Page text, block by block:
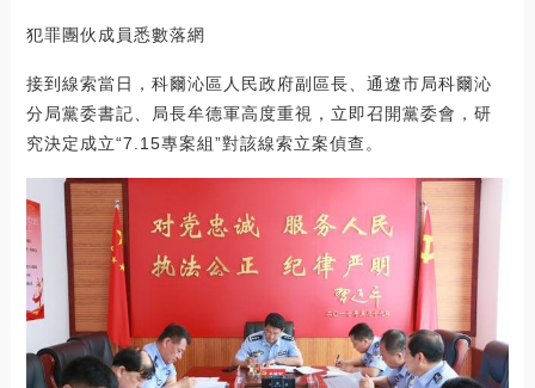
犯罪團伙成員悉數落網
接到線索當日，科爾沁區人民政府副區長、通遼市局科爾沁
分局黨委書記、局長牟德軍高度重視，立即召開黨委會，研
究決定成立“7.15專案組”對該線索立案偵查。